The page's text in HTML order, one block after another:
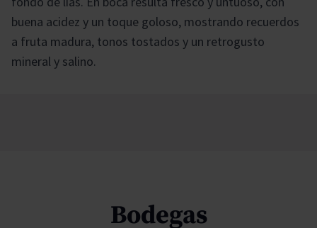
buena acidez y un toque goloso, mostrando recuerdos
a fruta madura, tonos tostados y un retrogusto
mineral y salino.
Bodegas